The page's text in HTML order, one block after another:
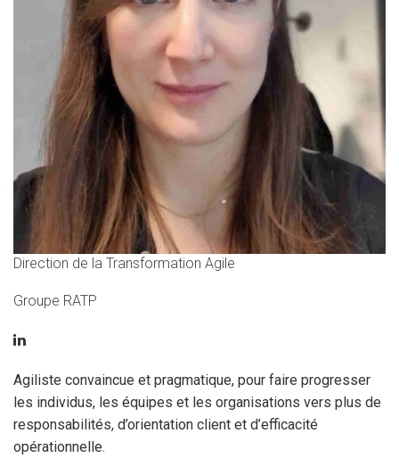
Direction de la Transformation Agile
Groupe RATP
Agiliste convaincue et pragmatique, pour faire progresser
les individus, les équipes et les organisations vers plus de
responsabilités, d’orientation client et d’efficacité
opérationnelle.